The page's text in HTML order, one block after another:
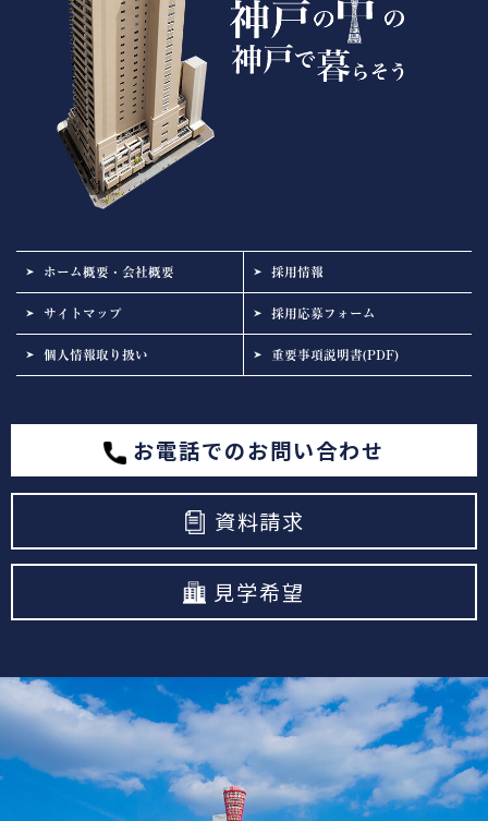
ホーム概要・会社概要 採用情報
サイトマップ 採用応募フォーム
個人情報取り扱い 重要事項説明書(PDF)
お電話でのお問い合わせ
資料請求
見学希望